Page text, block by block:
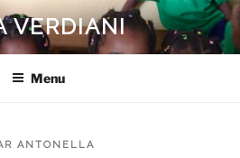
VERDIANI
Menu
ANTONELLA